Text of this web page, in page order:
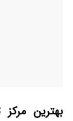
بهترین